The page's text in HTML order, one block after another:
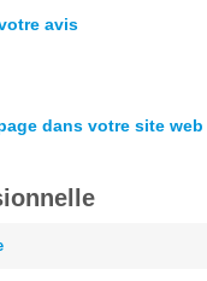
avis
dans votre site web